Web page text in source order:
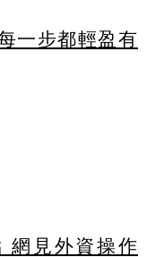
一步都輕盈有
網見外資操作